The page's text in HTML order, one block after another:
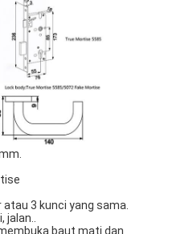
3 kunci yang sama.
baut mati dan